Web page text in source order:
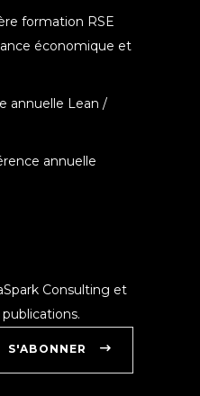
formation RSE
économique et
annuelle Lean /
annuelle
Consulting et
S'ABONNER